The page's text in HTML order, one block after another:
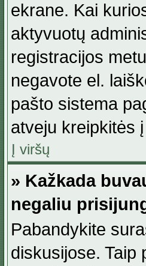
ekrane. Kai
aktyvuotų
registracijos
negavote el.
pašto sistema
atveju kreipkitės
Į viršų
» Kažkada
negaliu
Pabandykite
diskusijose. Taip